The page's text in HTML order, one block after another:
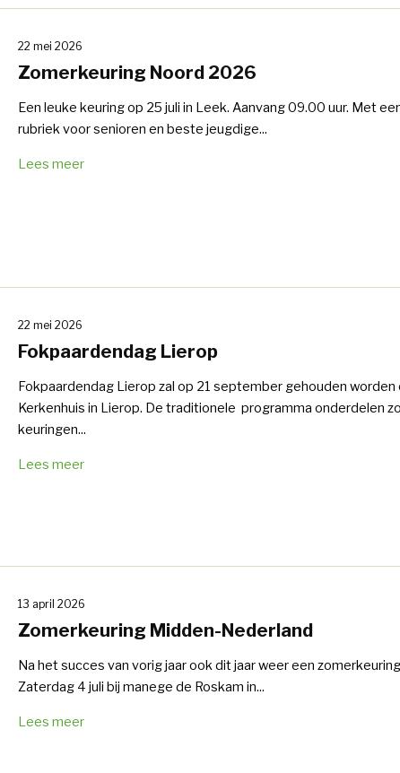
22 mei 2026
Zomerkeuring Noord 2026
Een leuke keuring op 25 juli in Leek. Aanvang 09.00 uur. Met
rubriek voor senioren en beste jeugdige...
Lees meer
22 mei 2026
Fokpaardendag Lierop
Fokpaardendag Lierop zal op 21 september gehouden worden
Kerkenhuis in Lierop. De traditionele programma onderdelen
keuringen...
Lees meer
13 april 2026
Zomerkeuring Midden-Nederland
Na het succes van vorig jaar ook dit jaar weer een
Zaterdag 4 juli bij manege de Roskam in...
Lees meer